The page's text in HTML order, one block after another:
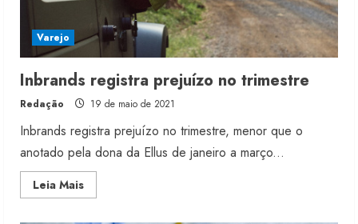
Varejo
Inbrands registra prejuízo no trimestre
Redação 19 de maio de 2021
Inbrands registra prejuízo no trimestre, menor que o
anotado pela dona da Ellus de janeiro a março...
Leia MaisRead
more